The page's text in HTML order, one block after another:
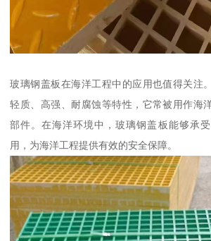
玻璃钢盖板在海洋工程中的应用也值得关注
轻质、高强、耐腐蚀等特性，它常被用作海
部件。在海洋环境中，玻璃钢盖板能够承
用，为海洋工程提供有效的安全保障。